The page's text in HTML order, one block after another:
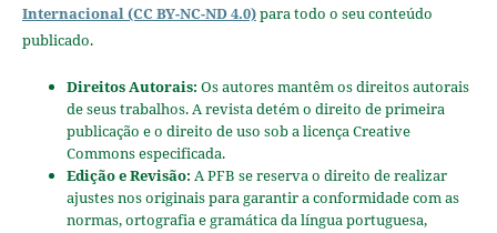
Internacional (CC BY-NC-ND 4.0)para todo o seu conteúdo
publicado.
Direitos Autorais: Os autores mantêm os direitos autorais
de seus trabalhos. A revista detém o direito de primeira
publicação e o direito de uso sob a licença Creative
Commons especificada.
Edição e Revisão: A PFB se reserva o direito de realizar
ajustes nos originais para garantir a conformidade com as
normas, ortografia e gramática da língua portuguesa,